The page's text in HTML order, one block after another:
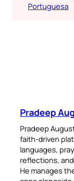
Portuguesa
Pradeep
Pradeep
faith-driven
languages,
reflections,
He manages